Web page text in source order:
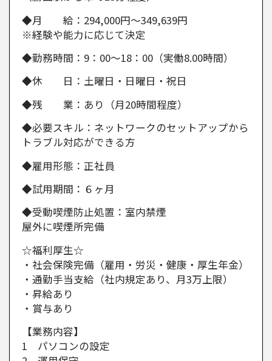
◆月 給：294,000円～349,639円
※経験や能力に応じて決定
◆勤務時間：9：00～18：00（実働8.00時間）
◆休 日：土曜日・日曜日・祝日
◆残 業：あり（月20時間程度）
◆必要スキル：ネットワークのセットアップから
トラブル対応ができる方
◆雇用形態：正社員
◆試用期間：６ヶ月
◆受動喫煙防止処置：室内禁煙
屋外に喫煙所完備
☆福利厚生☆
・社会保険完備（雇用・労災・健康・厚生年金）
・通勤手当支給（社内規定あり、月3万上限）
・昇給あり
・賞与あり
【業務内容】
1 パソコンの設定